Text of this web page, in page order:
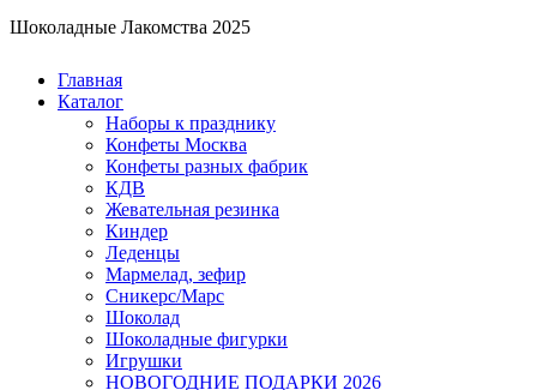
Шоколадные Лакомства 2025
Главная
Каталог
Наборы к празднику
Конфеты Москва
Конфеты разных фабрик
КДВ
Жевательная резинка
Киндер
Леденцы
Мармелад, зефир
Сникерс/Марс
Шоколад
Шоколадные фигурки
Игрушки
НОВОГОДНИЕ ПОДАРКИ 2026